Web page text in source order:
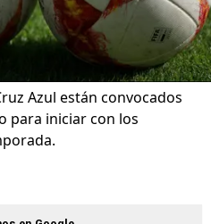
Azul están convocados